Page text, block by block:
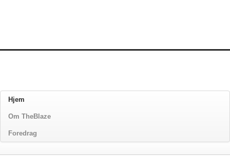
Hjem
Om TheBlaze
Foredrag